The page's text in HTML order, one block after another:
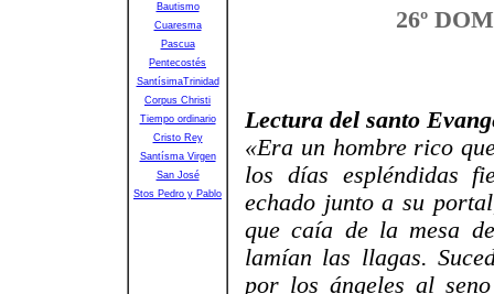
Bautismo
Cuaresma
Pascua
Pentecostés
SantísimaTrinidad
Corpus Christi
Tiempo ordinario
Cristo Rey
Santísma Virgen
San José
Stos Pedro y Pablo
26º
Lectura del santo
«Era un hombre rico
los días espléndidas
echado junto a su
que caía de la mesa
lamían las llagas.
por los ángeles al